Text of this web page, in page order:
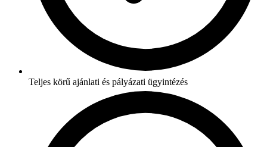
Teljes körű ajánlati és pályázati ügyintézés